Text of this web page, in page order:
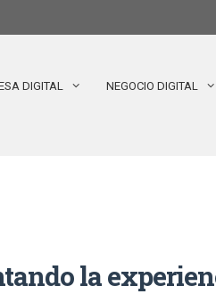
DIGITAL NEGOCIO DIGITAL
la